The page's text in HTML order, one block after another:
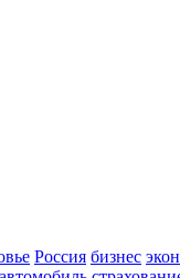
Россия бизнес